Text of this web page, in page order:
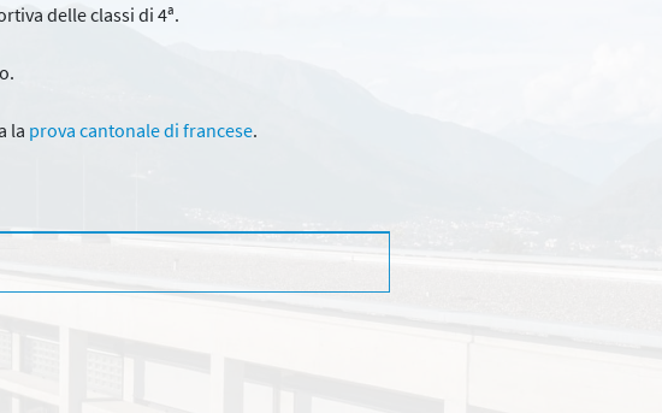
delle classi di 4ª.
la prova cantonale di francese.